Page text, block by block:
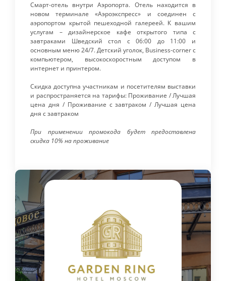
Cмарт-отель внутри Аэропорта. Отель находится в
новом терминале «Аэроэкспресс» и соединен с
аэропортом крытой пешеходной галереей. К вашим
услугам – дизайнерское кафе открытого типа с
завтраками Шведский стол с 06:00 до 11:00 и
основным меню 24/7. Детский уголок, Business-corner с
компьютером, высокоскоростным доступом в
интернет и принтером.
Скидка доступна участникам и посетителям выставки
и распространяется на тарифы: Проживание / Лучшая
цена дня / Проживание с завтраком / Лучшая цена
дня с завтраком
При применении промокода будет предоставлена
скидка 10% на проживание